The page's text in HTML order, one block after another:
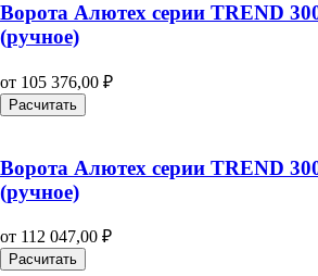
Ворота Алютех серии TREND
(ручное)
от 105 376,00 ₽
Расчитать
Ворота Алютех серии TREND
(ручное)
от 112 047,00 ₽
Расчитать